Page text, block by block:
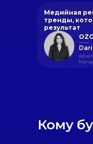
Медийная
тренды,
результат
Кому